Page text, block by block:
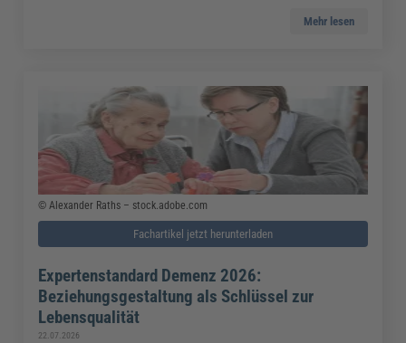
Mehr lesen
© Alexander Raths – stock.adobe.com
Fachartikel jetzt herunterladen
Expertenstandard Demenz 2026:
Beziehungsgestaltung als Schlüssel zur
Lebensqualität
22.07.2026